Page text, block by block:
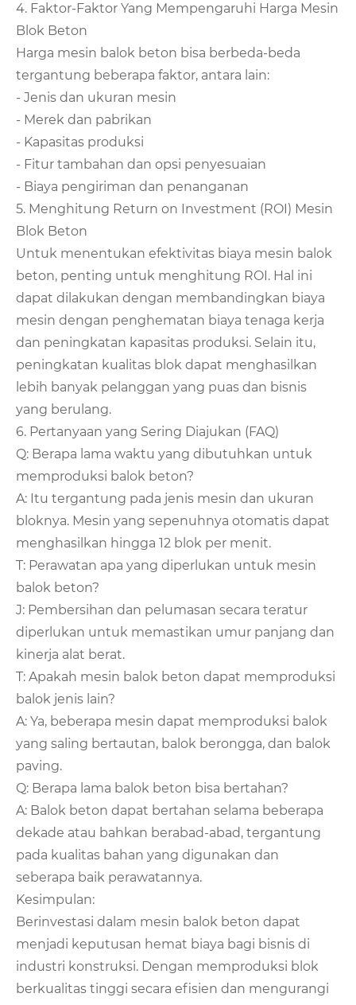
4. Faktor-Faktor Yang Mempengaruhi Harga Mesin
Blok Beton
Harga mesin balok beton bisa berbeda-beda
tergantung beberapa faktor, antara lain:
- Jenis dan ukuran mesin
- Merek dan pabrikan
- Kapasitas produksi
- Fitur tambahan dan opsi penyesuaian
- Biaya pengiriman dan penanganan
5. Menghitung Return on Investment (ROI) Mesin
Blok Beton
Untuk menentukan efektivitas biaya mesin balok
beton, penting untuk menghitung ROI. Hal ini
dapat dilakukan dengan membandingkan biaya
mesin dengan penghematan biaya tenaga kerja
dan peningkatan kapasitas produksi. Selain itu,
peningkatan kualitas blok dapat menghasilkan
lebih banyak pelanggan yang puas dan bisnis
yang berulang.
6. Pertanyaan yang Sering Diajukan (FAQ)
Q: Berapa lama waktu yang dibutuhkan untuk
memproduksi balok beton?
A: Itu tergantung pada jenis mesin dan ukuran
bloknya. Mesin yang sepenuhnya otomatis dapat
menghasilkan hingga 12 blok per menit.
T: Perawatan apa yang diperlukan untuk mesin
balok beton?
J: Pembersihan dan pelumasan secara teratur
diperlukan untuk memastikan umur panjang dan
kinerja alat berat.
T: Apakah mesin balok beton dapat memproduksi
balok jenis lain?
A: Ya, beberapa mesin dapat memproduksi balok
yang saling bertautan, balok berongga, dan balok
paving.
Q: Berapa lama balok beton bisa bertahan?
A: Balok beton dapat bertahan selama beberapa
dekade atau bahkan berabad-abad, tergantung
pada kualitas bahan yang digunakan dan
seberapa baik perawatannya.
Kesimpulan:
Berinvestasi dalam mesin balok beton dapat
menjadi keputusan hemat biaya bagi bisnis di
industri konstruksi. Dengan memproduksi blok
berkualitas tinggi secara efisien dan mengurangi